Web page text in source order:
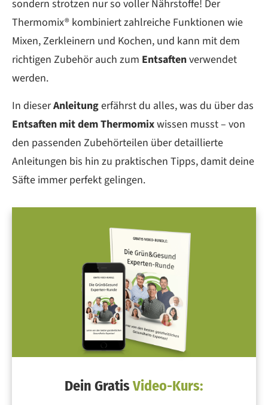
sondern strotzen nur so voller Nährstoffe! Der
Thermomix® kombiniert zahlreiche Funktionen wie
Mixen, Zerkleinern und Kochen, und kann mit dem
richtigen Zubehör auch zum Entsaftenverwendet
werden.
In dieserAnleitungerfährst du alles, was du über das
Entsaften mit dem Thermomixwissen musst – von
den passenden Zubehörteilen über detaillierte
Anleitungen bis hin zu praktischen Tipps, damit deine
Säfte immer perfekt gelingen.
Dein GratisVideo-Kurs: